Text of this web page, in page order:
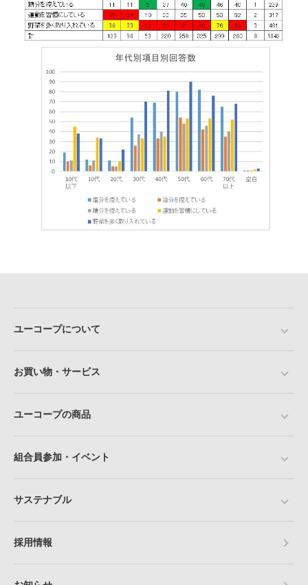
ユーコープについて
お買い物・サービス
ユーコープの商品
組合員参加・イベント
サステナブル
採用情報